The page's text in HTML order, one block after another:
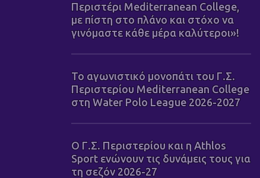
Περιστέρι Mediterranean College,
με πίστη στο πλάνο και στόχο να
γινόμαστε κάθε μέρα καλύτεροι»!
Το αγωνιστικό μονοπάτι του Γ.Σ.
Περιστερίου Mediterranean College
στη Water Polo League 2026-2027
Ο Γ.Σ. Περιστερίου και η Athlos
Sport ενώνουν τις δυνάμεις τους για
τη σεζόν 2026-27